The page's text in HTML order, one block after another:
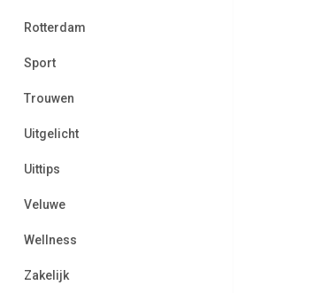
Rotterdam
Sport
Trouwen
Uitgelicht
Uittips
Veluwe
Wellness
Zakelijk